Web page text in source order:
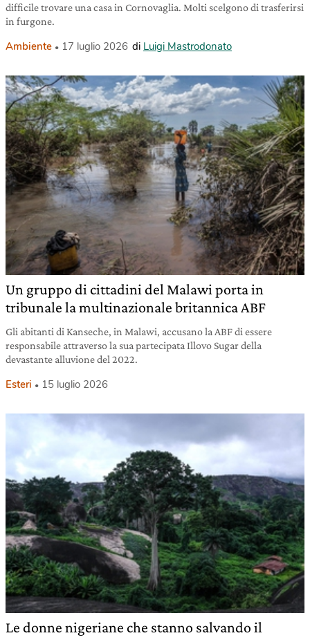
difficile trovare una casa in Cornovaglia. Molti scelgono di trasferirsi
in furgone.
Ambiente 17 luglio 2026 di Luigi Mastrodonato
Un gruppo di cittadini del Malawi porta in
tribunale la multinazionale britannica ABF
Gli abitanti di Kanseche, in Malawi, accusano la ABF di essere
responsabile attraverso la sua partecipata Illovo Sugar della
devastante alluvione del 2022.
Esteri 15 luglio 2026
Le donne nigeriane che stanno salvando il